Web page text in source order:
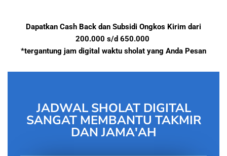
Dapatkan Cash Back dan Subsidi Ongkos Kirim dari
200.000 s/d 650.000
*tergantung jam digital waktu sholat yang Anda Pesan
JADWAL SHOLAT DIGITAL
SANGAT MEMBANTU TAKMIR
DAN JAMA'AH